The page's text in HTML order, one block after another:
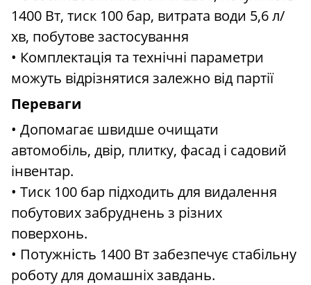
1400 Вт, тиск 100 бар, витрата води 5,6 л/
хв, побутове застосування
• Комплектація та технічні параметри
можуть відрізнятися залежно від партії
Переваги
• Допомагає швидше очищати
автомобіль, двір, плитку, фасад і садовий
інвентар.
• Тиск 100 бар підходить для видалення
побутових забруднень з різних
поверхонь.
• Потужність 1400 Вт забезпечує стабільну
роботу для домашніх завдань.